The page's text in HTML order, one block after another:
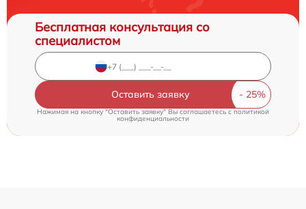
Бесплатная консультация со
специалистом
Оставить заявку
Нажимая на кнопку "Оставить заявку" Вы соглашаетесь c политикой
конфиденциальности